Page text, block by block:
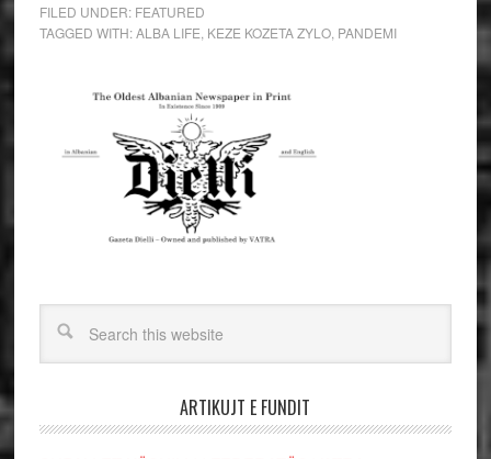
FILED UNDER: FEATURED
TAGGED WITH:ALBA LIFE KEZE KOZETA ZYLO, PANDEMI
ARTIKUJT E FUNDIT